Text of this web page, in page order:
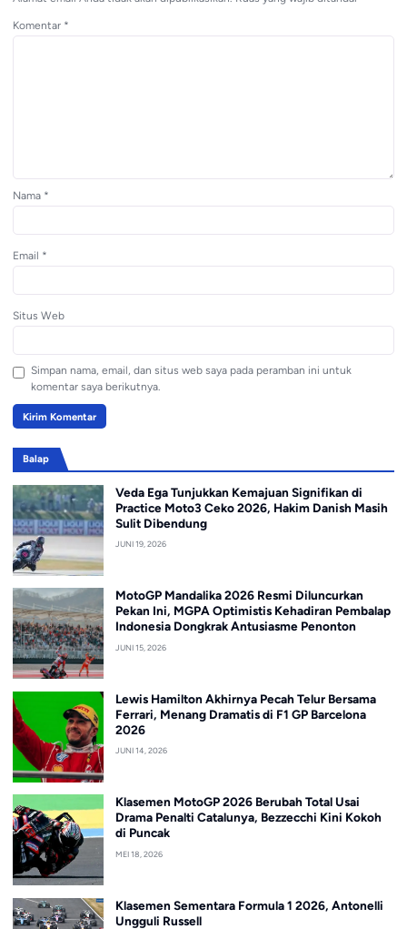
Komentar *
Nama *
Email *
Situs Web
Simpan nama, email, dan situs web saya pada peramban ini untuk
komentar saya berikutnya.
Balap
Veda Ega Tunjukkan Kemajuan Signifikan di
Practice Moto3 Ceko 2026, Hakim Danish Masih
Sulit Dibendung
JUNI 19, 2026
MotoGP Mandalika 2026 Resmi Diluncurkan
Pekan Ini, MGPA Optimistis Kehadiran Pembalap
Indonesia Dongkrak Antusiasme Penonton
JUNI 15, 2026
Lewis Hamilton Akhirnya Pecah Telur Bersama
Ferrari, Menang Dramatis di F1 GP Barcelona
2026
JUNI 14, 2026
Klasemen MotoGP 2026 Berubah Total Usai
Drama Penalti Catalunya, Bezzecchi Kini Kokoh
di Puncak
MEI 18, 2026
Klasemen Sementara Formula 1 2026, Antonelli
Ungguli Russell